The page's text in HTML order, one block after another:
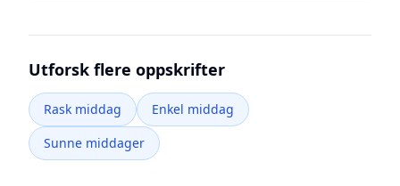
Utforsk flere oppskrifter
Rask middag
Enkel middag
Sunne middager